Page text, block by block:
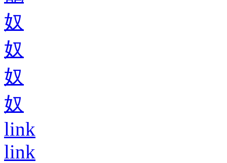
奴
奴
奴
奴
link
link